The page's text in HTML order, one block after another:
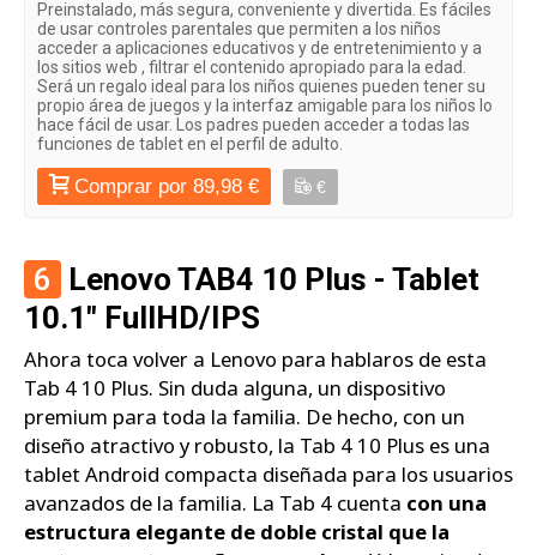
Preinstalado, más segura, conveniente y divertida. Es fáciles
de usar controles parentales que permiten a los niños
acceder a aplicaciones educativos y de entretenimiento y a
los sitios web , filtrar el contenido apropiado para la edad.
Será un regalo ideal para los niños quienes pueden tener su
propio área de juegos y la interfaz amigable para los niños lo
hace fácil de usar. Los padres pueden acceder a todas las
funciones de tablet en el perfil de adulto.
Comprar por 89,98 € €
6 Lenovo TAB4 10 Plus - Tablet
10.1" FullHD/IPS
Ahora toca volver a Lenovo para hablaros de esta
Tab 4 10 Plus. Sin duda alguna, un dispositivo
premium para toda la familia. De hecho, con un
diseño atractivo y robusto, la Tab 4 10 Plus es una
tablet Android compacta diseñada para los usuarios
avanzados de la familia. La Tab 4 cuenta con una
estructura elegante de doble cristal que la